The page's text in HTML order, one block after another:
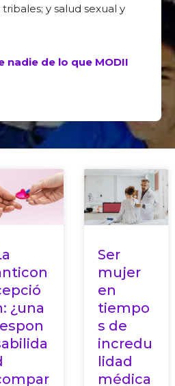
y salud sexual y
nadie de lo que MODII
¿una
Ser
mujer
en
tiempo
s de
incredu
lidad
médica